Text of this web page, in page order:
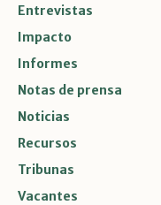
Entrevistas
Impacto
Informes
Notas de prensa
Noticias
Recursos
Tribunas
Vacantes